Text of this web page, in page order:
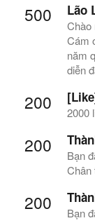
500 Lão
Chào
Cám
năm
diễn
200 2000
200
Bạn
Chân
200
Bạn